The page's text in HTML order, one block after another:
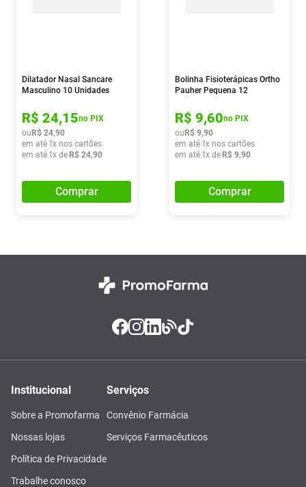
Dilatador Nasal Sancare
Masculino 10 Unidades
R$ 24,15no PIX
ou R$ 24,90
em até 1x nos cartões
em até 1x de R$ 24,90
Comprar
Bolinha Fisioterápicas Ortho
Pauher Pequena 12
R$ 9,60no PIX
ou R$ 9,90
em até 1x nos cartões
em até 1x de R$ 9,90
Comprar
Institucional
Sobre a Promofarma
Nossas lojas
Política de Privacidade
Trabalhe conosco
Serviços
Convênio Farmácia
Serviços Farmacêuticos